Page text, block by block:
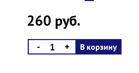
260 руб.
- + В корзину